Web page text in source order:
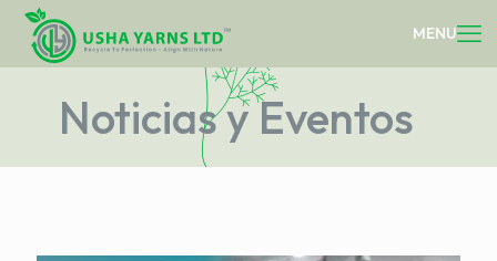
Noticias y Eventos